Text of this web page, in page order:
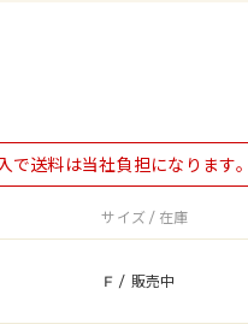
で送料は当社負担になります
サイズ / 在庫
F / 販売中